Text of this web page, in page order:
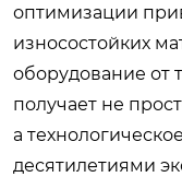
оптимизации
износостойких
оборудование от
получает не
а
десятилетиями